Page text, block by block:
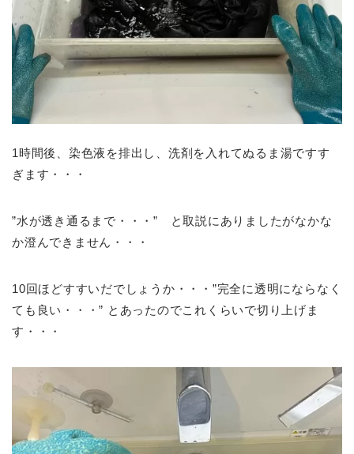
1時間後、染色液を排出し、洗剤を入れてぬるま湯ですす
ぎます・・・
”水が透き通るまで・・・” と取説にありましたがなかな
か澄んできません・・・
10回ほどすすいだでしょうか・・・”完全に透明にならなく
ても良い・・・” とあったのでこれくらいで切り上げま
す・・・